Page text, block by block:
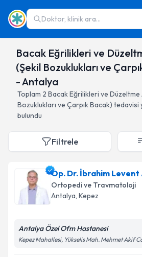
Doktor, klinik ara...
Bacak Eğrilikleri ve
(Şekil Bozuklukları ve
- Antalya
Toplam 2 Bacak Eğrilikleri ve Düzeltme
Bozuklukları ve Çarpık Bacak) tedavisi
bulundu
Filtrele
Op. Dr. İbrahim Levent
Ortopedi ve Travmatoloji
Antalya, Kepez
Antalya Özel Ofm Hastanesi
Kepez Mahallesi, Yükselis Mah. Mehmet Akif